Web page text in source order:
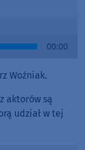
00:00
Woźniak.
aktorów są
udział w tej